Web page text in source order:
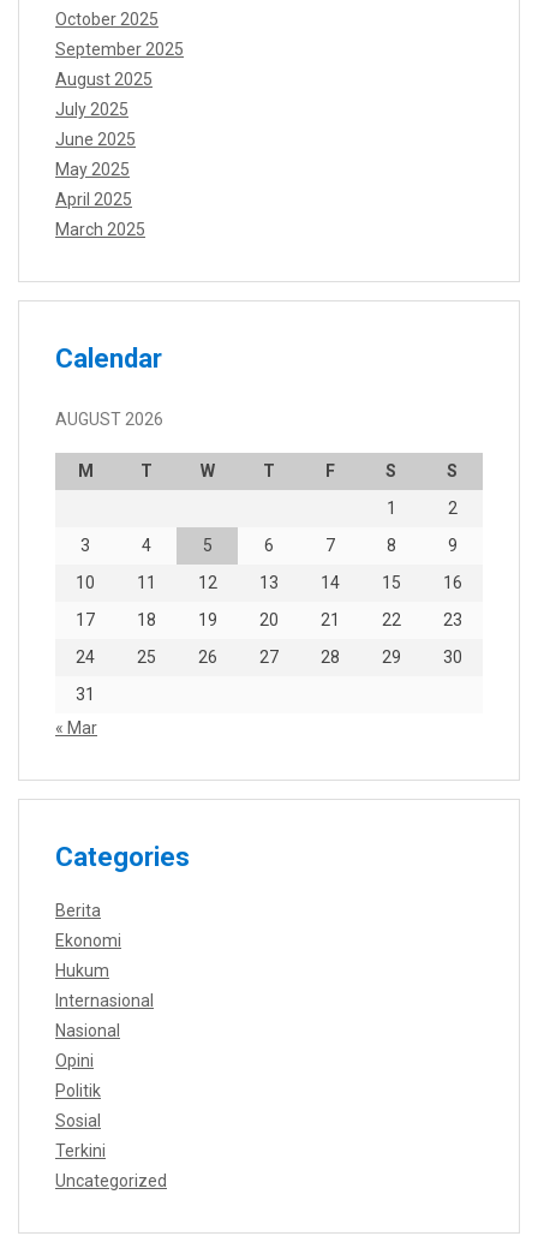
October 2025
September 2025
August 2025
July 2025
June 2025
May 2025
April 2025
March 2025
Calendar
AUGUST 2026
M T W T F S
S
1
2
3
4 5 6 7 8
9
10
11 12 13 14 15
16
17
18 19 20 21 22
23
24
25 26 27 28 29
30
31
« Mar
Categories
Berita
Ekonomi
Hukum
Internasional
Nasional
Opini
Politik
Sosial
Terkini
Uncategorized